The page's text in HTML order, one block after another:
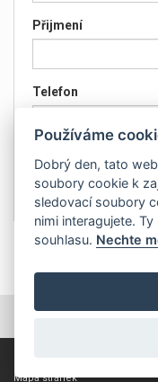
Přijmení
Telefon
Email
Mapa stránek
Používáme
Dobrý den, tato
soubory cookie k
sledovací soubory
nimi interagujete.
souhlasu. Nechte